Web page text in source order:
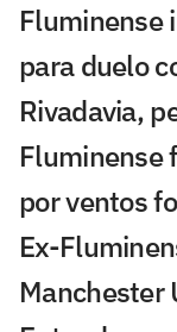
Fluminense
para duelo
Rivadavia,
Fluminense
por ventos
Ex-
Manchester